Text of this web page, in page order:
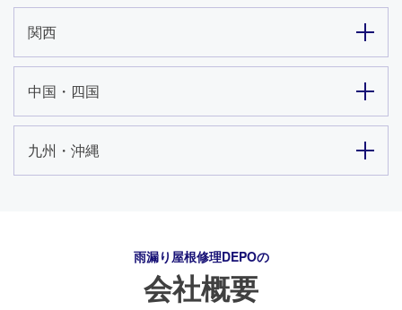
関西
中国・四国
九州・沖縄
雨漏り屋根修理DEPOの
会社概要